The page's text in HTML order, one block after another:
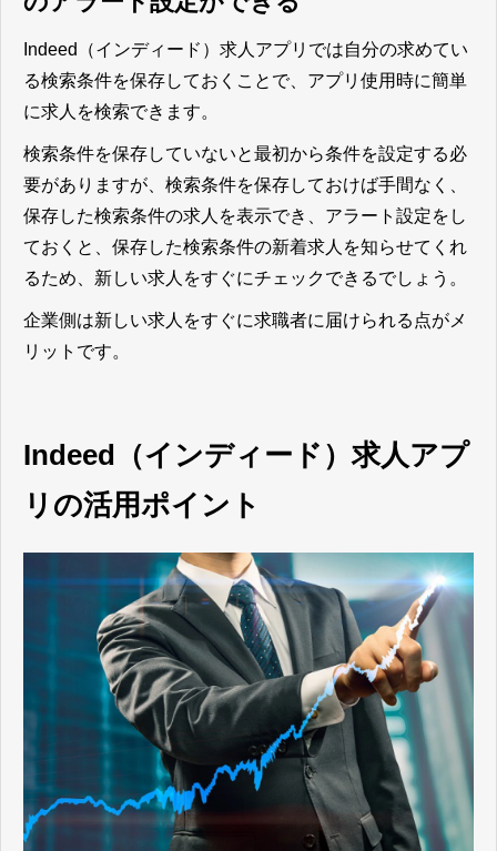
Indeed（インディード）求人アプリでは自分の求めてい
る検索条件を保存しておくことで、アプリ使用時に簡単
に求人を検索できます。
検索条件を保存していないと最初から条件を設定する必
要がありますが、 検索条件を保存しておけば手間なく、
保存した検索条件の求人を表示でき、アラート設定をし
ておくと、保存した検索条件の新着求人を知らせてくれ
るため、新しい求人をすぐにチェックできるでしょう。
企業側は新しい求人をすぐに求職者に届けられる点がメ
リット です。
Indeed（インディード）求人アプ
リの活用ポイント